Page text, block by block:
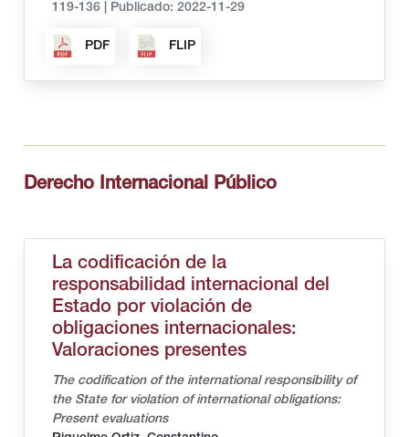
119-136
Publicado: 2022-11-29
PDF FLIP
Derecho Internacional Público
La codificación de la
responsabilidad internacional del
Estado por violación de
obligaciones internacionales:
Valoraciones presentes
The codification of the international responsibility of
the State for violation of international obligations:
Present evaluations